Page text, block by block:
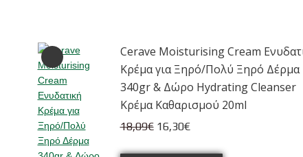
Cerave Moisturising Cream
Κρέμα για Ξηρό/Πολύ Ξηρό Δέρμα
340gr & Δώρο Hydrating Cleanser
Κρέμα Καθαρισμού 20ml
18,09€ Original
16,30€Η